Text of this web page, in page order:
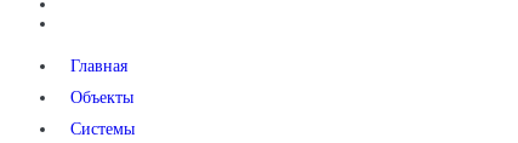
Главная
Объекты
Системы